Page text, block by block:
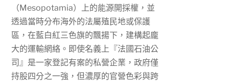
（ Mesopotamia）上的能源開採權，並
透過當時分布海外的法屬殖民地或保護
區，在藍白紅三色旗的飄揚下，建構起龐
大的運輸網絡。即使名義上『法國石油公
司』是一家登記有案的私營企業，政府僅
持股四分之一強，但濃厚的官營色彩與跨